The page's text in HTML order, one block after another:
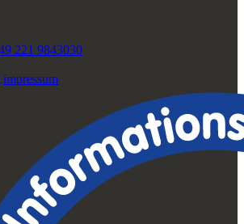
221 9843030
impressum